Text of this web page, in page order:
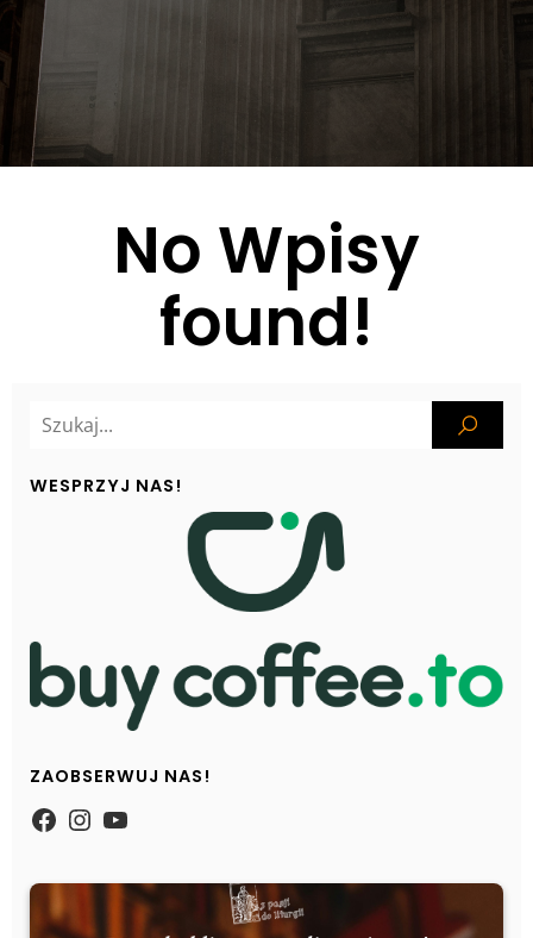
No Wpisy
found!
WESPRZYJ NAS!
ZAOBSERWUJ NAS!
https://www.facebook.com/
Instagram
YouTube